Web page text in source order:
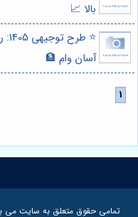
بالا 📈
⭐️
آسان وام 🏦
تمامی حقوق متعلق به سایت می